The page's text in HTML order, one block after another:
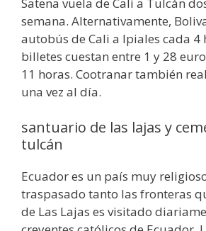
Satena vuela de Cali a Tulcán
semana. Alternativamente,
autobús de Cali a Ipiales cada 4
billetes cuestan entre 1 y 28
11 horas. Cootranar también
una vez al día.
santuario de las lajas y
tulcán
Ecuador es un país muy
traspasado tanto las fronteras
de Las Lajas es visitado